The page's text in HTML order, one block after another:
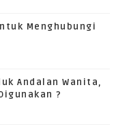
Menghubungi
Andalan Wanita,
?